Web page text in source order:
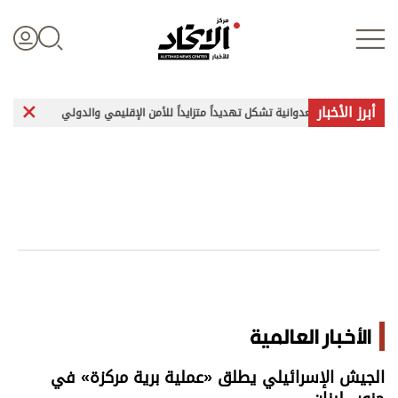
علوم الدار
اقتصاد
أبرز الأخبار
إيران العدوانية تشكل تهديداً متزايداً للأمن الإقليمي والدولي غارات
الأخبار العالمية
الجيش الإسرائيلي يطلق «عملية برية مركزة» في